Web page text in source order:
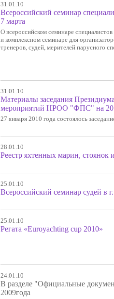
31.01.10
Всероссийский семинар
7 марта
О всероссийском семинаре
и комплексном семинаре для
тренеров, судей, мерителей парусного
31.01.10
Материалы заседания
мероприятий НРОО "ФПС" на
27 января 2010 года состоялось
28.01.10
Реестр яхтенных марин, стоянок
25.01.10
Всероссийский семинар судей в
25.01.10
Регата «Euroyachting cup 2010»
24.01.10
В разделе "Официальные
2009года